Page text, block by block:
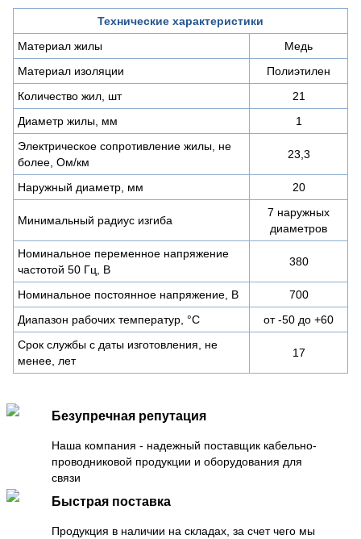
Технические характеристики
Материал жилы
Медь
Материал изоляции
Полиэтилен
Количество жил, шт
21
Диаметр жилы, мм
1
Электрическое сопротивление жилы, не
более, Ом/км
23,3
Наружный диаметр, мм 20
Минимальный радиус изгиба
7 наружных
диаметров
Номинальное переменное напряжение
частотой 50 Гц, В
380
Номинальное постоянное напряжение, В
700
Диапазон рабочих температур, °C
от -50 до +60
Срок службы с даты изготовления, не
менее, лет
17
Безупречная репутация
Наша компания - надежный поставщик кабельно-
проводниковой продукции и оборудования для
связи
Быстрая поставка
Продукция в наличии на складах, за счет чего мы